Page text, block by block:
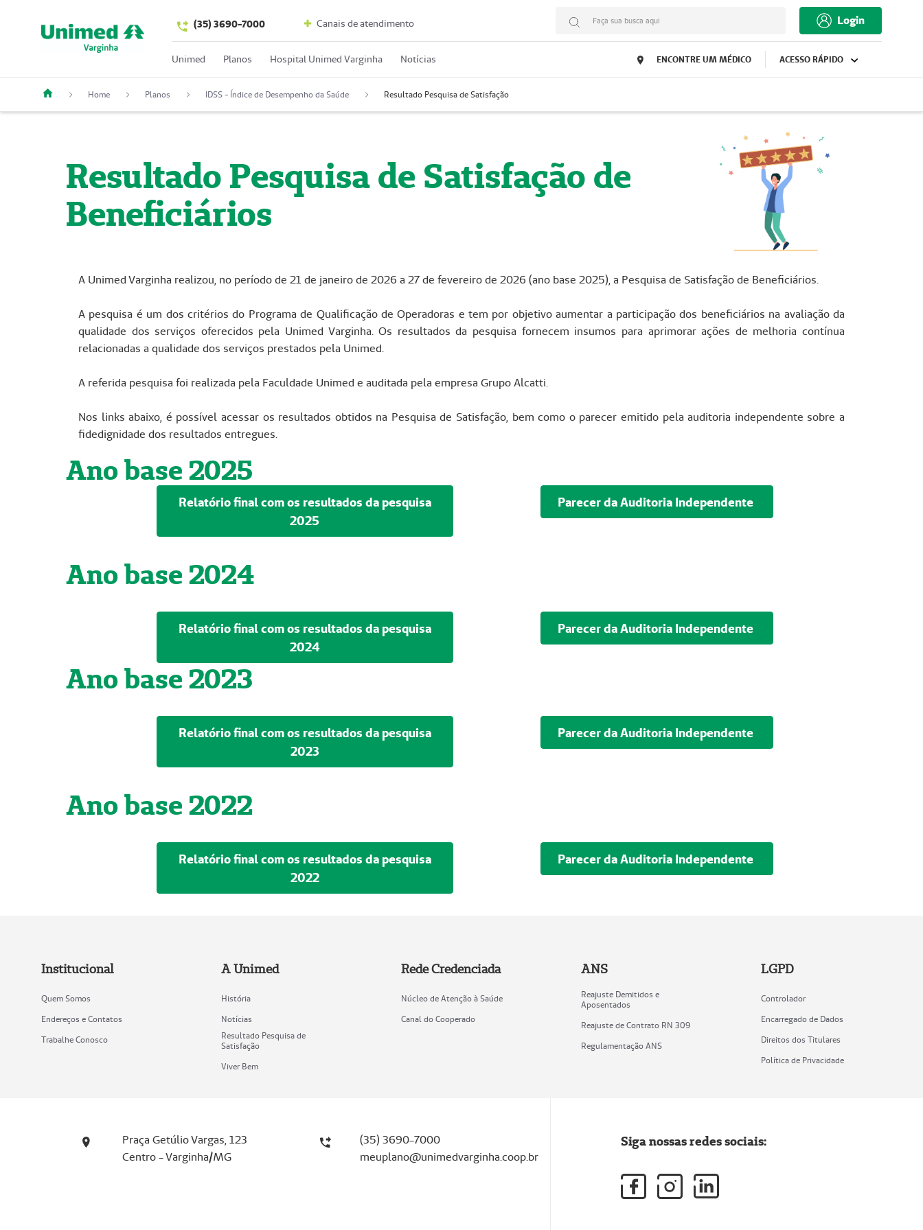
(35) 3690-7000 Canais de atendimento Faça sua busca aqui Login
Unimed Planos Hospital Unimed Varginha Notícias ENCONTRE UM MÉDICO ACESSO RÁPIDO
Home Planos IDSS - Índice de Desempenho da Saúde Resultado Pesquisa de Satisfação
Resultado Pesquisa de Satisfação de
Beneficiários
A Unimed Varginha realizou, no período de 21 de janeiro de 2026 a 27 de fevereiro de 2026 (ano base 2025), a Pesquisa de Satisfação de Beneficiários.
A pesquisa é um dos critérios do Programa de Qualificação de Operadoras e tem por objetivo aumentar a participação dos beneficiários na avaliação da
qualidade dos serviços oferecidos pela Unimed Varginha. Os resultados da pesquisa fornecem insumos para aprimorar ações de melhoria contínua
relacionadas a qualidade dos serviços prestados pela Unimed.
A referida pesquisa foi realizada pela Faculdade Unimed e auditada pela empresa Grupo Alcatti.
Nos links abaixo, é possível acessar os resultados obtidos na Pesquisa de Satisfação, bem como o parecer emitido pela auditoria independente sobre a
fidedignidade dos resultados entregues.
Ano base 2025
Relatório final com os resultados da pesquisa
2025
Parecer da Auditoria Independente
Ano base 2024
Relatório final com os resultados da pesquisa
2024
Parecer da Auditoria Independente
Ano base 2023
Relatório final com os resultados da pesquisa
2023
Parecer da Auditoria Independente
Ano base 2022
Relatório final com os resultados da pesquisa
2022
Parecer da Auditoria Independente
Institucional
Quem Somos
Endereços e Contatos
Trabalhe Conosco
A Unimed
História
Notícias
Resultado Pesquisa de
Satisfação
Viver Bem
Rede Credenciada
Núcleo de Atenção à Saúde
Canal do Cooperado
ANS
Reajuste Demitidos e
Aposentados
Reajuste de Contrato RN 309
Regulamentação ANS
LGPD
Controlador
Encarregado de Dados
Direitos dos Titulares
Política de Privacidade
Praça Getúlio Vargas, 123
Centro - Varginha/MG
(35) 3690-7000
meuplano@unimedvarginha.coop.br
Siga nossas redes sociais: